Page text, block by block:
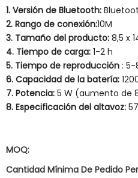
1. Versión de Bluetooth:
2. Rango de conexión:10M
3. Tamaño del producto: 8,5 x
4. Tiempo de carga: 1-2 h
5. Tiempo de reproducción : 5-
6. Capacidad de la batería:
7. Potencia: 5 W (aumento de
8. Especificación del altavoz:
MOQ:
Cantidad Mínima De Pedido